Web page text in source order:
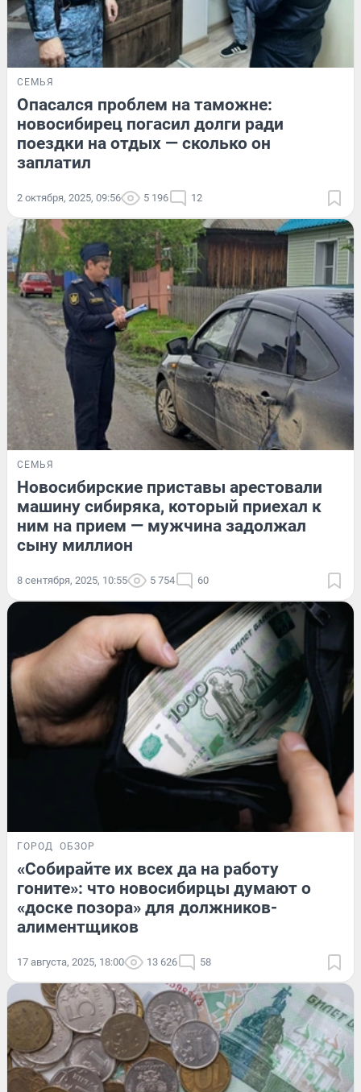
СЕМЬЯ
Опасался проблем на таможне:
новосибирец погасил долги ради
поездки на отдых — сколько он
заплатил
2 октября, 2025, 09:56 5 196 12
СЕМЬЯ
Новосибирские приставы арестовали
машину сибиряка, который приехал к
ним на прием — мужчина задолжал
сыну миллион
8 сентября, 2025, 10:55 5 754 60
ГОРОД ОБЗОР
«Собирайте их всех да на работу
гоните»: что новосибирцы думают о
«доске позора» для должников-
алиментщиков
17 августа, 2025, 18:00 13 626 58